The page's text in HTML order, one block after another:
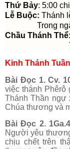
Thứ Bảy: 5:00
Lễ Buộc: Thánh
Trong ngày:
Chầu Thánh Thể:
Thứ Bảy
Kinh Thánh
Bài Đọc 1. Cv.
việc thánh Phêrô
Thánh Thần
Chúa thương và
Bài Đọc 2.
Người yêu
chịu chết trên